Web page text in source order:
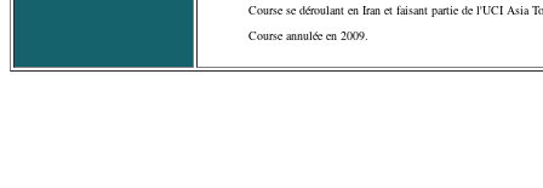
Course se déroulant en Iran et faisant partie de l'UCI Asia
Course annulée en 2009.